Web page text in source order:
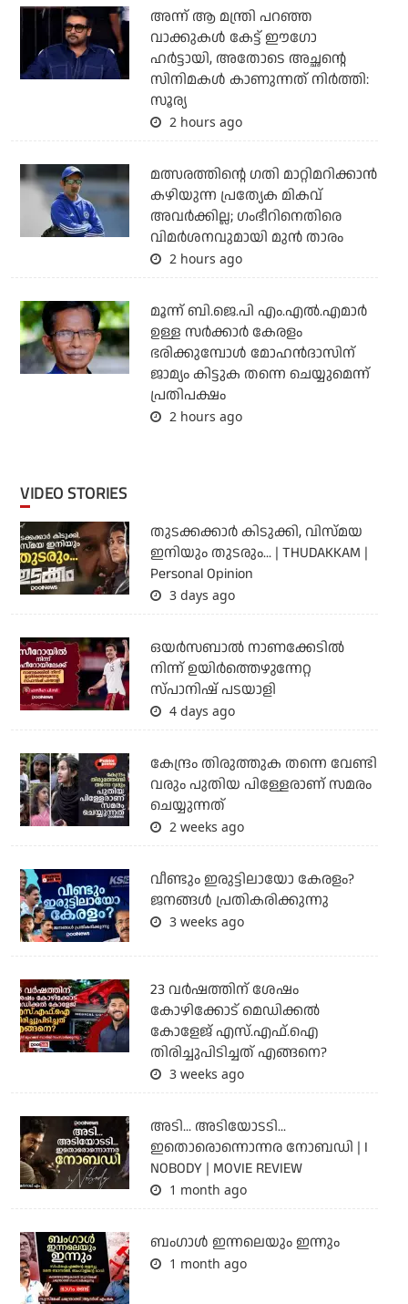
അന്ന് ആ മന്ത്രി പറഞ്ഞ
വാക്കുകള്‍ കേട്ട് ഈഗോ
ഹര്‍ട്ടായി, അതോടെ അച്ഛന്റെ
സിനിമകള്‍ കാണുന്നത് നിര്‍ത്തി:
സൂര്യ
2 hours ago
മത്സരത്തിന്റെ ഗതി മാറ്റിമറിക്കാന്‍
കഴിയുന്ന പ്രത്യേക മികവ്
അവര്‍ക്കില്ല; ഗംഭീറിനെതിരെ
വിമര്‍ശനവുമായി മുന്‍ താരം
2 hours ago
മൂന്ന് ബി.ജെ.പി എം.എല്‍.എമാര്‍
ഉള്ള സര്‍ക്കാര്‍ കേരളം
ഭരിക്കുമ്പോള്‍ മോഹന്‍ദാസിന്
ജാമ്യം കിട്ടുക തന്നെ ചെയ്യുമെന്ന്
പ്രതിപക്ഷം
2 hours ago
VIDEO STORIES
തുടക്കക്കാര്‍ കിടുക്കി, വിസ്മയ
ഇനിയും തുടരും... | THUDAKKAM |
Personal Opinion
3 days ago
ഒയര്‍സബാൽ നാണക്കേടിൽ
നിന്ന് ഉയിർത്തെഴുന്നേറ്റ
സ്പാനിഷ് പടയാളി
4 days ago
കേന്ദ്രം തിരുത്തുക തന്നെ വേണ്ടി
വരും പുതിയ പിള്ളേരാണ് സമരം
ചെയ്യുന്നത്
2 weeks ago
വീണ്ടും ഇരുട്ടിലായോ കേരളം?
ജനങ്ങൾ പ്രതികരിക്കുന്നു
3 weeks ago
23 വർഷത്തിന് ശേഷം
കോഴിക്കോട് മെഡിക്കൽ
കോളേജ് എസ്.എഫ്.ഐ
തിരിച്ചുപിടിച്ചത് എങ്ങനെ?
3 weeks ago
അടി... അടിയോടടി...
ഇതൊരൊന്നൊന്നര നോബഡി | I
NOBODY | MOVIE REVIEW
1 month ago
ബംഗാള്‍ ഇന്നലെയും ഇന്നും
1 month ago